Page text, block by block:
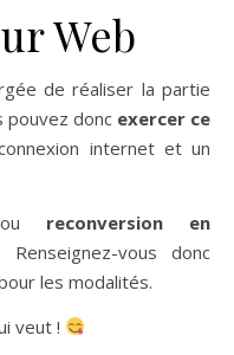
Web
de réaliser la partie
pouvez donc exercer ce
internet et un
reconversion en
vous donc
les modalités.
veut !